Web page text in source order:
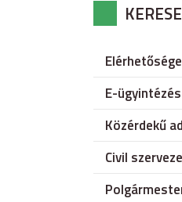
E-ügyintézés
Közérdekű
Civil